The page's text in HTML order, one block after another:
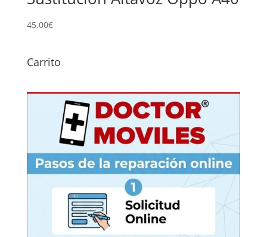
45,00€
Carrito